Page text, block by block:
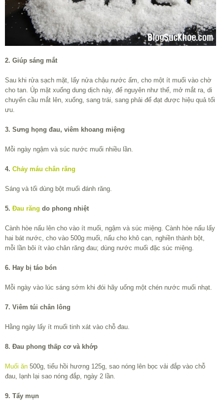
2. Giúp sáng mắt
Sau khi rửa sạch mặt, lấy nửa chậu nước ấm, cho một ít muối vào chờ
cho tan. Úp mặt xuống dung dịch này, để nguyên như thế, mở mắt ra, di
chuyển cầu mắt lên, xuống, sang trái, sang phải để đạt được hiệu quả tối
ưu.
3. Sưng họng đau, viêm khoang miệng
Mỗi ngày ngậm và súc nước muối nhiều lần.
4. Chảy máu chân răng
Sáng và tối dùng bột muối đánh răng.
5. Đau răng do phong nhiệt
Cành hòe nấu lên cho vào ít muối, ngậm và súc miệng. Cành hòe nấu lấy
hai bát nước, cho vào 500g muối, nấu cho khô cạn, nghiền thành bột,
mỗi lần bôi ít vào chân răng đau; dùng nước muối đặc súc miệng.
6. Hay bị táo bón
Mỗi ngày vào lúc sáng sớm khi đói hãy uống một chén nước muối nhạt.
7. Viêm túi chân lông
Hằng ngày lấy ít muối tinh xát vào chỗ đau.
8. Đau phong thấp cơ và khớp
Muối ăn 500g, tiểu hồi hương 125g, sao nóng lên bọc vải đắp vào chỗ
đau, lạnh lại sao nóng đắp, ngày 2 lần.
9. Tẩy mụn